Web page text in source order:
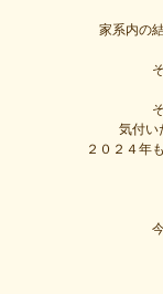
家系内の
気付い
２０２４年